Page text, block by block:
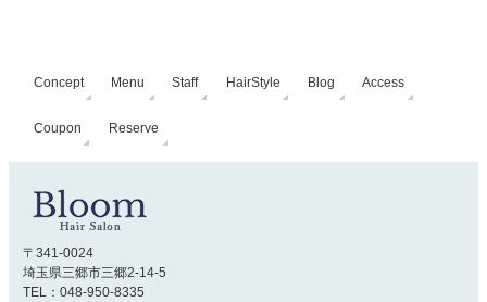
Concept Menu Staff HairStyle Blog Access
Coupon Reserve
〒341-0024
埼玉県三郷市三郷2-14-5
TEL：048-950-8335